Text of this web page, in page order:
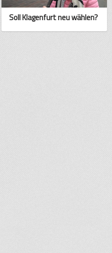
Soll Klagenfurt neu wählen?